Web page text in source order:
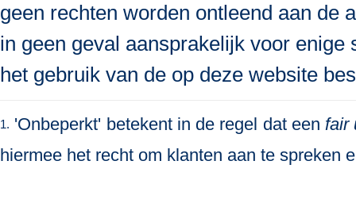
geen rechten worden ontleend aan de
in geen geval aansprakelijk voor
het gebruik van de op deze website
1. 'Onbeperkt' betekent in de regel dat een fair
hiermee het recht om klanten aan te spreken